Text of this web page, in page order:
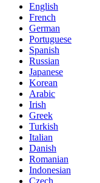
English
French
German
Portuguese
Spanish
Russian
Japanese
Korean
Arabic
Irish
Greek
Turkish
Italian
Danish
Romanian
Indonesian
Czech